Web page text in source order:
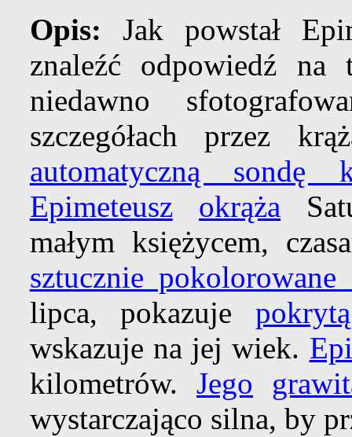
Opis: Jak powstał
znaleźć odpowiedź
niedawno
szczegółach przez
automatyczną sondę
Epimeteusz
okrąża
małym księżycem,
sztucznie pokolorowane
lipca, pokazuje
wskazuje na jej wiek.
kilometrów.Jego
wystarczająco silna, by